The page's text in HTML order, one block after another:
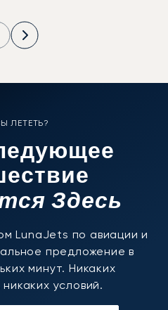
ЛЕТЕТЬ?
Здесь
LunaJets по авиации и
предложение в
минут. Никаких
условий.